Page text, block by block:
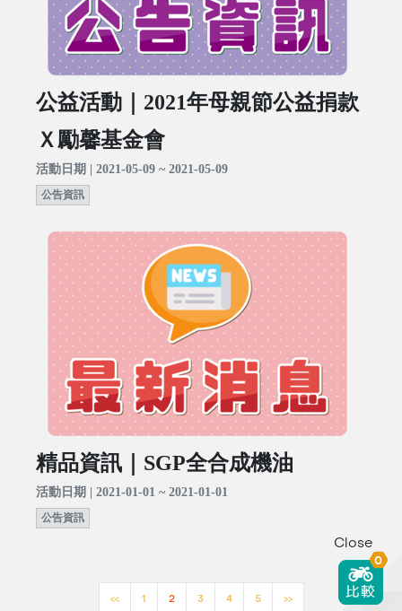
公益活動｜2021年母親節公益捐款
Ｘ勵馨基金會
活動日期 | 2021-05-09 ~ 2021-05-09
公告資訊
精品資訊｜SGP全合成機油
活動日期 | 2021-01-01 ~ 2021-01-01
公告資訊
<< 1 2 3 4 5 >>
Close
0